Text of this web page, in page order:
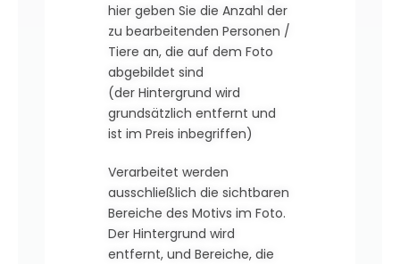
hier geben Sie die Anzahl der
zu bearbeitenden Personen /
Tiere an, die auf dem Foto
abgebildet sind
(der Hintergrund wird
grundsätzlich entfernt und
ist im Preis inbegriffen)
Verarbeitet werden
ausschließlich die sichtbaren
Bereiche des Motivs im Foto.
Der Hintergrund wird
entfernt, und Bereiche, die